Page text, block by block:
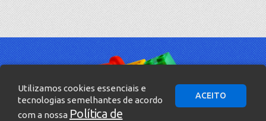
Utilizamos cookies essenciais e
tecnologias semelhantes de acordo
com a nossa Política de
ACEITO